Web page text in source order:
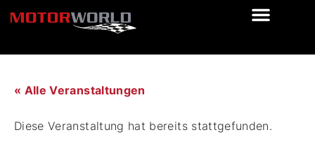
« Alle Veranstaltungen
Diese Veranstaltung hat bereits stattgefunden.